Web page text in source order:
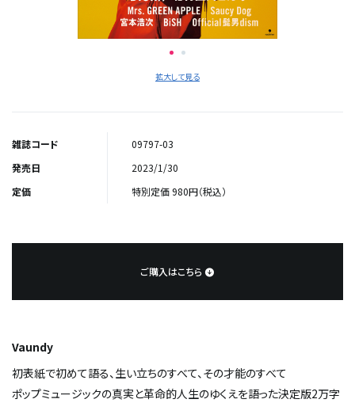
拡大して見る
雑誌コード
09797-03
発売日
2023/1/30
定価
特別定価 980円（税込）
ご購入はこちら
Vaundy
初表紙で初めて語る、生い立ちのすべて、その才能のすべて
ポップミュージックの真実と革命的人生のゆくえを語った決定版2万字